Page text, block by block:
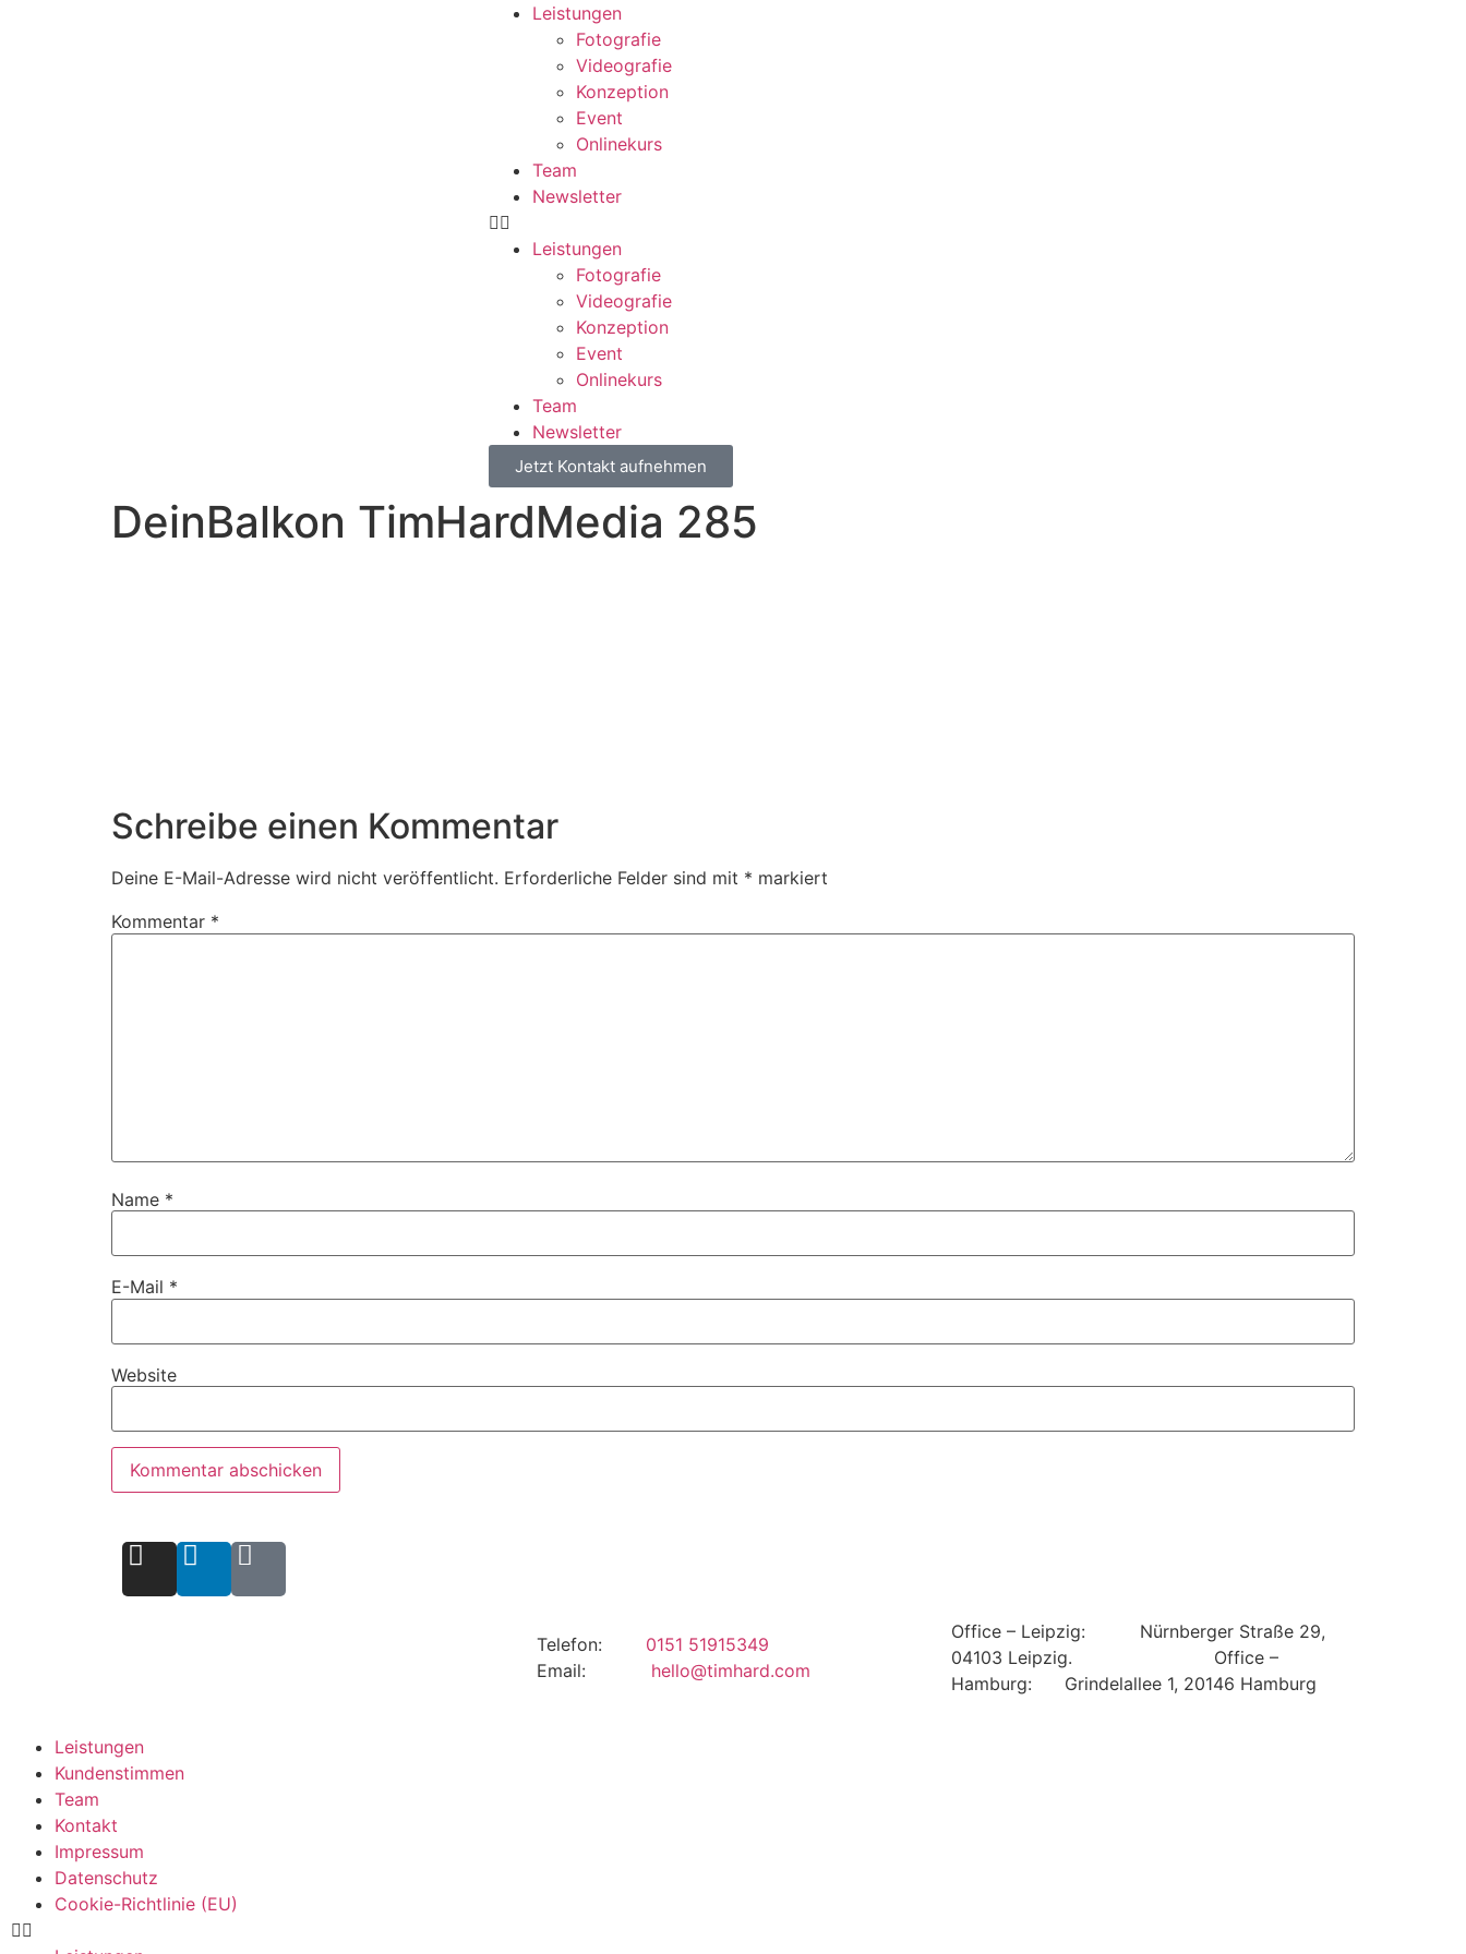
Leistungen
Fotografie
Videografie
Konzeption
Event
Onlinekurs
Team
Newsletter
Leistungen
Fotografie
Videografie
Konzeption
Event
Onlinekurs
Team
Newsletter
Jetzt Kontakt aufnehmen
DeinBalkon TimHardMedia 285
Schreibe einen Kommentar
Deine E-Mail-Adresse wird nicht veröffentlicht. Erforderliche Felder sind mit * markiert
Kommentar *
Name *
E-Mail *
Website
Telefon: 0151 51915349
Email: hello@timhard.com
Office – Leipzig: Nürnberger Straße 29,
04103 Leipzig. Office –
Hamburg: Grindelallee 1, 20146 Hamburg
Leistungen
Kundenstimmen
Team
Kontakt
Impressum
Datenschutz
Cookie-Richtlinie (EU)